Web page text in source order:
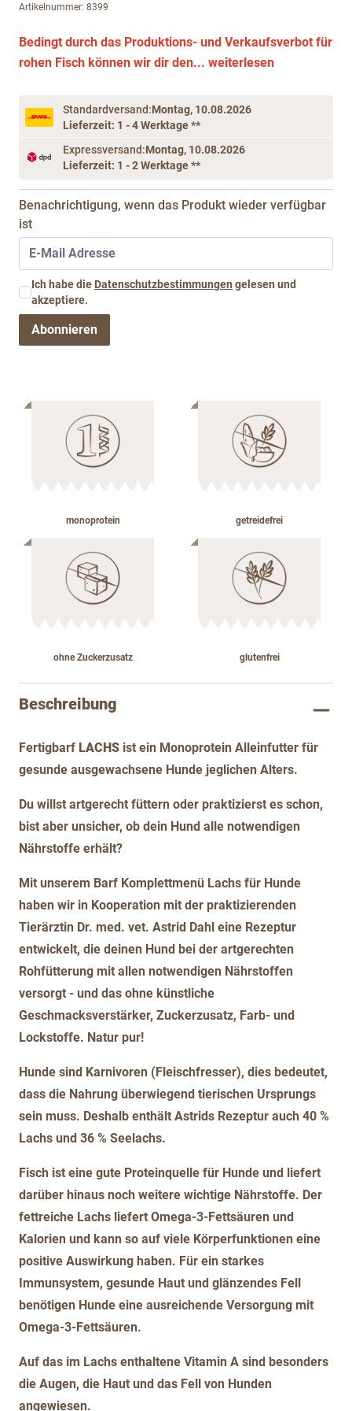
Artikelnummer: 8399
Bedingt durch das Produktions- und Verkaufsverbot für
rohen Fisch können wir dir den... weiterlesen
Standardversand:Montag, 10.08.2026
Lieferzeit: 1 - 4 Werktage **
Expressversand:Montag, 10.08.2026
Lieferzeit: 1 - 2 Werktage **
Benachrichtigung, wenn das Produkt wieder verfügbar
ist
Ich habe die Datenschutzbestimmungen gelesen und
akzeptiere.
Abonnieren
monoprotein getreidefrei
ohne Zuckerzusatz glutenfrei
Beschreibung
Fertigbarf LACHS ist ein Monoprotein Alleinfutter für
gesunde ausgewachsene Hunde jeglichen Alters.
Du willst artgerecht füttern oder praktizierst es schon,
bist aber unsicher, ob dein Hund alle notwendigen
Nährstoffe erhält?
Mit unserem Barf Komplettmenü Lachs für Hunde
haben wir in Kooperation mit der praktizierenden
Tierärztin Dr. med. vet. Astrid Dahl eine Rezeptur
entwickelt, die deinen Hund bei der artgerechten
Rohfütterung mit allen notwendigen Nährstoffen
versorgt - und das ohne künstliche
Geschmacksverstärker, Zuckerzusatz, Farb- und
Lockstoffe. Natur pur!
Hunde sind Karnivoren (Fleischfresser), dies bedeutet,
dass die Nahrung überwiegend tierischen Ursprungs
sein muss. Deshalb enthält Astrids Rezeptur auch 40 %
Lachs und 36 % Seelachs.
Fisch ist eine gute Proteinquelle für Hunde und liefert
darüber hinaus noch weitere wichtige Nährstoffe. Der
fettreiche Lachs liefert Omega-3-Fettsäuren und
Kalorien und kann so auf viele Körperfunktionen eine
positive Auswirkung haben. Für ein starkes
Immunsystem, gesunde Haut und glänzendes Fell
benötigen Hunde eine ausreichende Versorgung mit
Omega-3-Fettsäuren.
Auf das im Lachs enthaltene Vitamin A sind besonders
die Augen, die Haut und das Fell von Hunden
angewiesen.